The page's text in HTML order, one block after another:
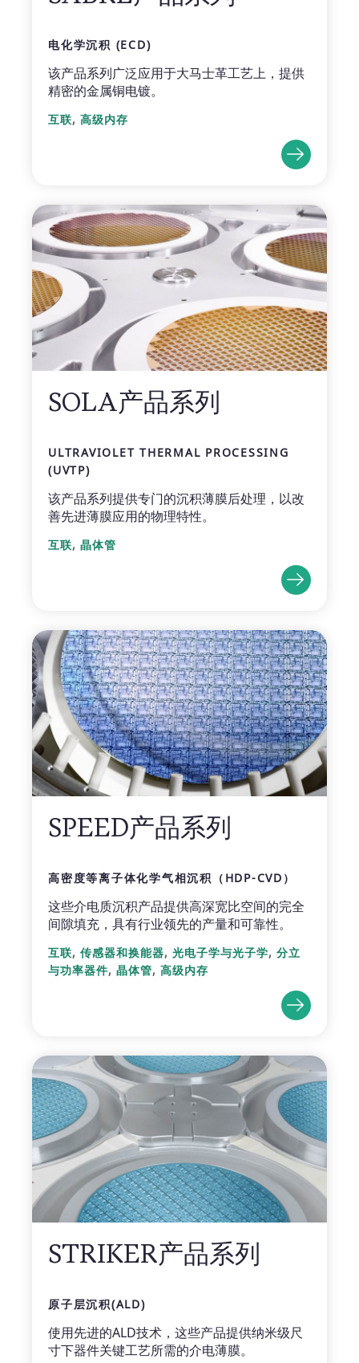
电化学沉积 (ECD)
该产品系列广泛应用于大马士革工艺上，提供
精密的金属铜电镀。
互联, 高级内存
SOLA产品系列
ULTRAVIOLET THERMAL PROCESSING
(UVTP)
该产品系列提供专门的沉积薄膜后处理，以改
善先进薄膜应用的物理特性。
互联, 晶体管
SPEED产品系列
高密度等离子体化学气相沉积（HDP-CVD）
这些介电质沉积产品提供高深宽比空间的完全
间隙填充，具有行业领先的产量和可靠性。
互联, 传感器和换能器, 光电子学与光子学, 分立
与功率器件, 晶体管, 高级内存
STRIKER产品系列
原子层沉积(ALD)
使用先进的ALD技术，这些产品提供纳米级尺
寸下器件关键工艺所需的介电薄膜。